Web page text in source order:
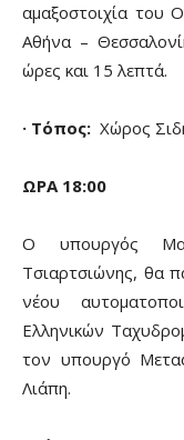
αμαξοστοιχία του
Αθήνα –
ώρες και 15 λεπτά.
· Τόπος: Χώρος
ΩΡΑ 18:00
Ο υπουργός
Τσιαρτσιώνης, θα
νέου
Ελληνικών
τον υπουργό
Λιάπη.